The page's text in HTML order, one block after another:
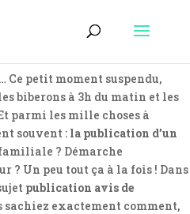
Ce petit moment suspendu,
biberons à 3h du matin et les
parmi les mille choses à
souvent : la publication d’un
? Démarche
? Un peu tout ça à la fois ! Dans
publication avis de
sachiez exactement comment,